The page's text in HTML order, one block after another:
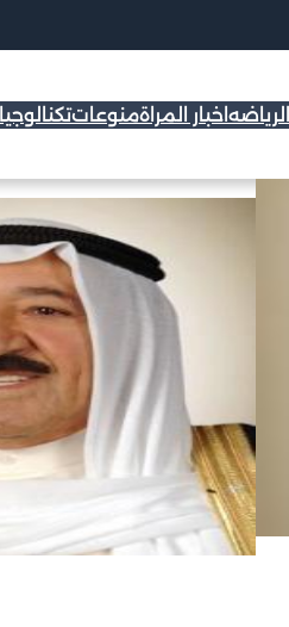
الرياضه اخبار المراةمنوعاتتكنالوجيا